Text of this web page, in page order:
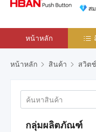
ส
หน้าหลัก
หน้าหลัก สินค้า สวิต
กลุ่มผลิตภัณฑ์